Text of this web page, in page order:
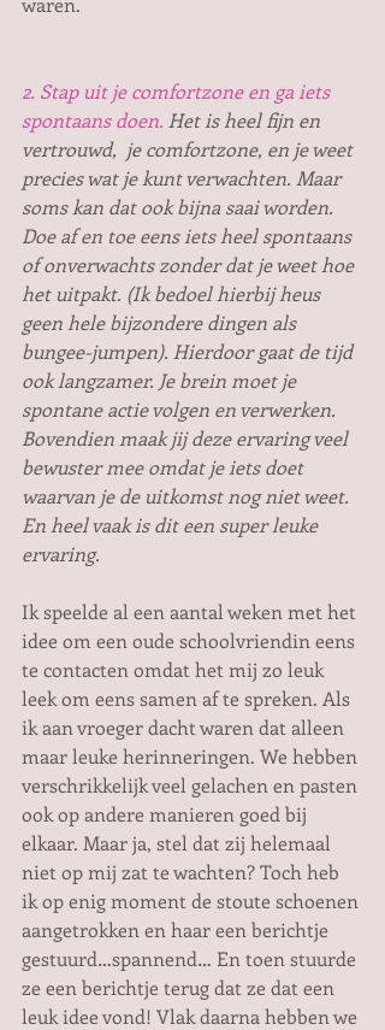
2. Stap uit je comfortzone en ga iets
spontaans doen. Het is heel fijn en
vertrouwd,  je comfortzone, en je weet
precies wat je kunt verwachten. Maar
soms kan dat ook bijna saai worden.
Doe af en toe eens iets heel spontaans
of onverwachts zonder dat je weet hoe
het uitpakt. (Ik bedoel hierbij heus
geen hele bijzondere dingen als
bungee-jumpen). Hierdoor gaat de tijd
ook langzamer. Je brein moet je
spontane actie volgen en verwerken.
Bovendien maak jij deze ervaring veel
bewuster mee omdat je iets doet
waarvan je de uitkomst nog niet weet.
En heel vaak is dit een super leuke
ervaring.
Ik speelde al een aantal weken met het
idee om een oude schoolvriendin eens
te contacten omdat het mij zo leuk
leek om eens samen af te spreken. Als
ik aan vroeger dacht waren dat alleen
maar leuke herinneringen. We hebben
verschrikkelijk veel gelachen en pasten
ook op andere manieren goed bij
elkaar. Maar ja, stel dat zij helemaal
niet op mij zat te wachten? Toch heb
ik op enig moment de stoute schoenen
aangetrokken en haar een berichtje
gestuurd…spannend… En toen stuurde
ze een berichtje terug dat ze dat een
leuk idee vond! Vlak daarna hebben we